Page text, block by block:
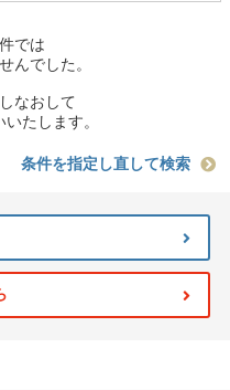
では
んでした。
なおして
たします。
条件を指定し直して検索